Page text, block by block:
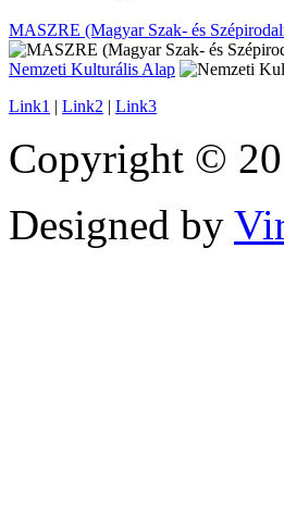
MASZRE (Magyar Szak- és
Nemzeti Kulturális Alap
Link1 | Link2 | Link3
Copyright ©
Designed by